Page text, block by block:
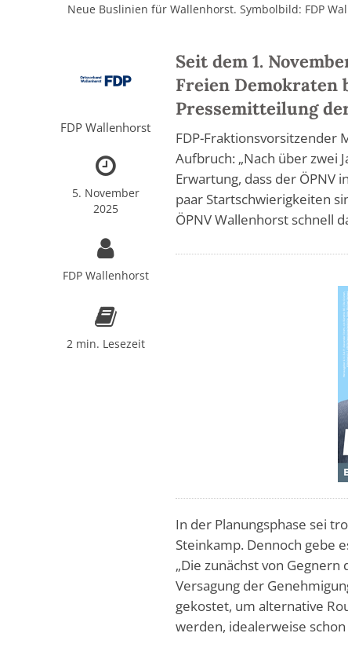
Neue Buslinien für Wallenhorst. Symbolbild: FDP
FDP Wallenhorst
5. November
2025
FDP Wallenhorst
2 min. Lesezeit
Seit dem 1.
Freien Demokraten
Pressemitteilung
FDP-Fraktionsvorsitzender
Aufbruch: „Nach über
Erwartung, dass der ÖPNV
paar Startschwierigkeiten
ÖPNV Wallenhorst schnell
In der Planungsphase sei
Steinkamp. Dennoch gebe
„Die zunächst von
Versagung der
gekostet, um alternative
werden, idealerweise